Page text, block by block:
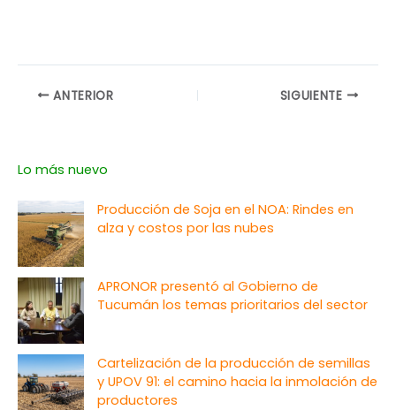
ANTERIOR SIGUIENTE
Lo más nuevo
Producción de Soja en el NOA: Rindes en
alza y costos por las nubes
APRONOR presentó al Gobierno de
Tucumán los temas prioritarios del sector
Cartelización de la producción de semillas
y UPOV 91: el camino hacia la inmolación de
productores